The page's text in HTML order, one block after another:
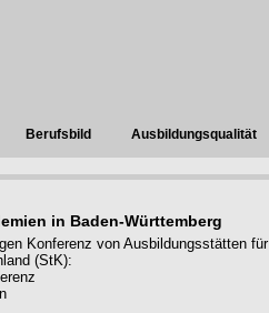
Berufsbild Ausbildungsqualität
in Baden-Württemberg
Konferenz von Ausbildungsstätten für
(StK):